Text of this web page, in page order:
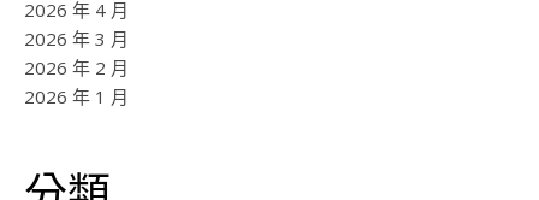
2026 年 4 月
2026 年 3 月
2026 年 2 月
2026 年 1 月